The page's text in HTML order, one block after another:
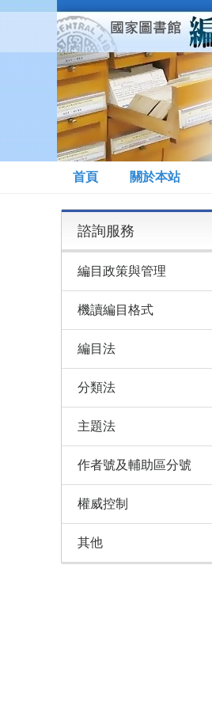
移至主內容
首頁 關於本站
諮詢服務
編目政策與管理
機讀編目格式
編目法
分類法
主題法
作者號及輔助區分號
權威控制
其他